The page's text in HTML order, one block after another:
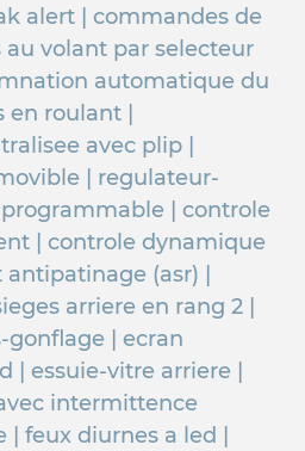
alert | commandes de
au volant par selecteur
automatique du
roulant |
avec plip |
| regulateur-
| controle
| controle dynamique
(asr) |
arriere en rang 2 |
gonflage | ecran
| essuie-vitre arriere |
intermittence
feux diurnes a led |